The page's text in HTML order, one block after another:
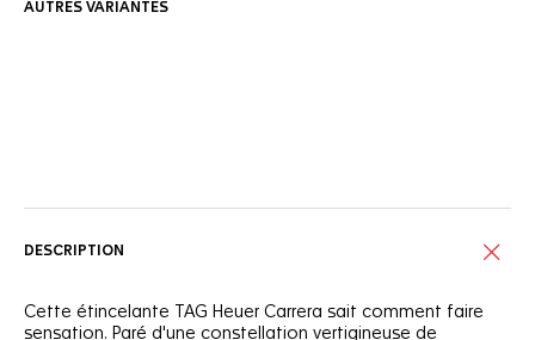
AUTRES VARIANTES
DESCRIPTION
Cette étincelante TAG Heuer Carrera sait comment faire
sensation. Paré d'une constellation vertigineuse de